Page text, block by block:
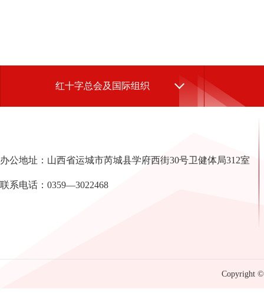
红十字总会及国际组织
办公地址：山西省运城市芮城县学府西街30号卫健体局312室
联系电话：0359—3022468
Copyright